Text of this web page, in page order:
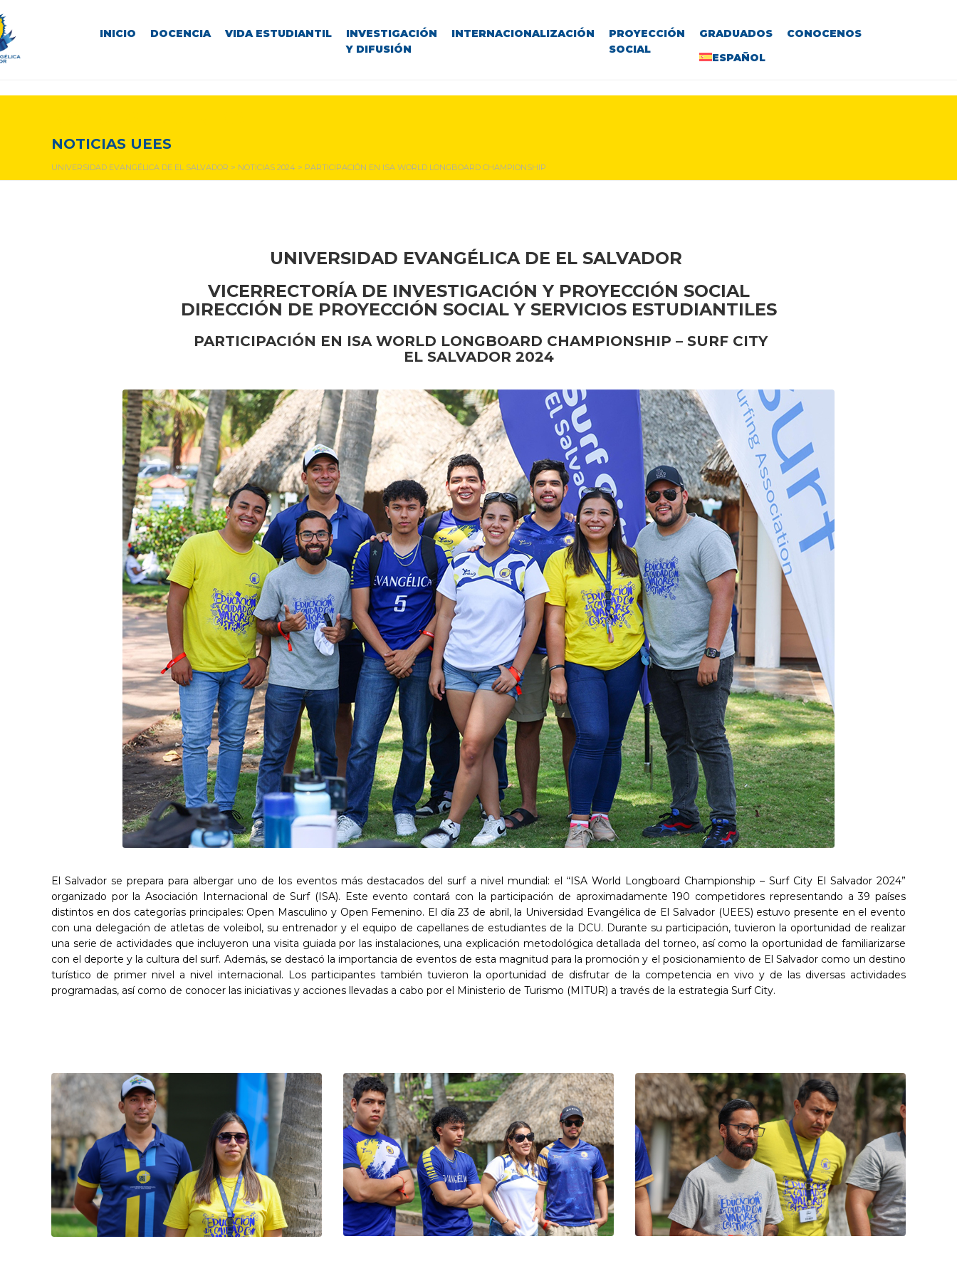
INICIO DOCENCIA VIDA ESTUDIANTIL
INVESTIGACIÓN
Y DIFUSIÓN
INTERNACIONALIZACIÓN
PROYECCIÓN
SOCIAL
GRADUADOS
CONOCENOS
ESPAÑOL
NOTICIAS UEES
UNIVERSIDAD EVANGÉLICA DE EL SALVADOR > NOTICIAS 2024 > PARTICIPACIÓN EN ISA WORLD LONGBOARD CHAMPIONSHIP
UNIVERSIDAD EVANGÉLICA DE EL SALVADOR
VICERRECTORÍA DE INVESTIGACIÓN Y PROYECCIÓN SOCIAL
DIRECCIÓN DE PROYECCIÓN SOCIAL Y SERVICIOS ESTUDIANTILES
PARTICIPACIÓN EN ISA WORLD LONGBOARD CHAMPIONSHIP – SURF CITY
EL SALVADOR 2024
El Salvador se prepara para albergar uno de los eventos más destacados del surf a nivel mundial: el “ISA World Longboard Championship – Surf City El Salvador 2024”
organizado por la Asociación Internacional de Surf (ISA). Este evento contará con la participación de aproximadamente 190 competidores representando a 39 países
distintos en dos categorías principales: Open Masculino y Open Femenino. El día 23 de abril, la Universidad Evangélica de El Salvador (UEES) estuvo presente en el evento
con una delegación de atletas de voleibol, su entrenador y el equipo de capellanes de estudiantes de la DCU. Durante su participación, tuvieron la oportunidad de realizar
una serie de actividades que incluyeron una visita guiada por las instalaciones, una explicación metodológica detallada del torneo, así como la oportunidad de familiarizarse
con el deporte y la cultura del surf. Además, se destacó la importancia de eventos de esta magnitud para la promoción y el posicionamiento de El Salvador como un destino
turístico de primer nivel a nivel internacional. Los participantes también tuvieron la oportunidad de disfrutar de la competencia en vivo y de las diversas actividades
programadas, así como de conocer las iniciativas y acciones llevadas a cabo por el Ministerio de Turismo (MITUR) a través de la estrategia Surf City.